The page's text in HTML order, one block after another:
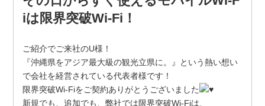
iは限界突破Wi-Fi！
ご紹介でご来社のU様！
『沖縄県をアジア最大級の観光立県に。』という熱い想い
で会社を経営されている代表者様です！
限界突破Wi-Fiをご契約ありがとうございました
新規でも、追加でも、弊社では限界突破Wi-Fiは、